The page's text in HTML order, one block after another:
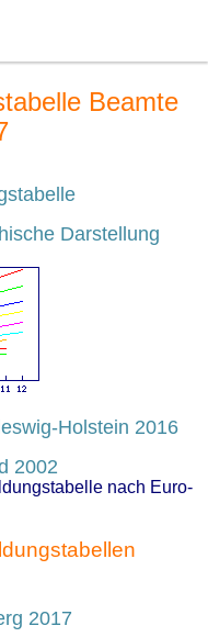
Beamte
Darstellung
Holstein 2016
2002
nach Euro-
2017